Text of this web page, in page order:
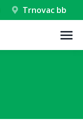
Trnovac bb